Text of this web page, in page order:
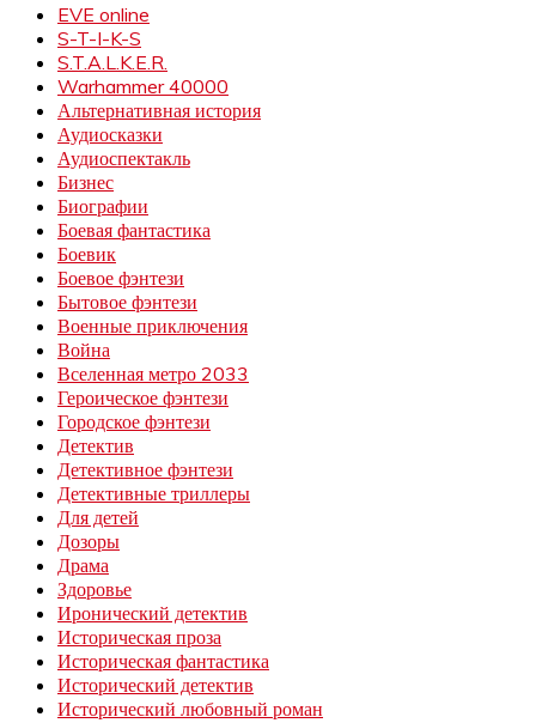
EVE online
S-T-I-K-S
S.T.A.L.K.E.R.
Warhammer 40000
Альтернативная история
Аудиосказки
Аудиоспектакль
Бизнес
Биографии
Боевая фантастика
Боевик
Боевое фэнтези
Бытовое фэнтези
Военные приключения
Война
Вселенная метро 2033
Героическое фэнтези
Городское фэнтези
Детектив
Детективное фэнтези
Детективные триллеры
Для детей
Дозоры
Драма
Здоровье
Иронический детектив
Историческая проза
Историческая фантастика
Исторический детектив
Исторический любовный роман